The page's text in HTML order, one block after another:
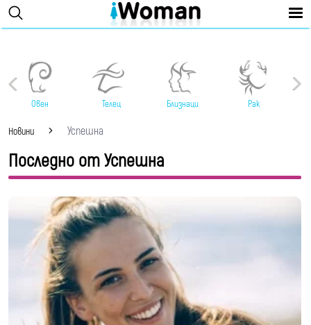
Овен Телец Близнаци Рак
Новини Успешна
Последно от Успешна